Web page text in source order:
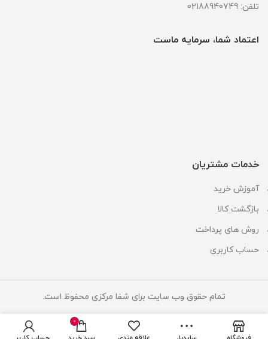
تلفن: 02188940749
اعتماد شما، سرمایه ماست
خدمات مشتریان
آموزش خرید
بازگشت کالا
روش های پرداخت
حساب کاربری
تمام حقوق وب سایت برای شفا مرکزی محفوظ است.
0